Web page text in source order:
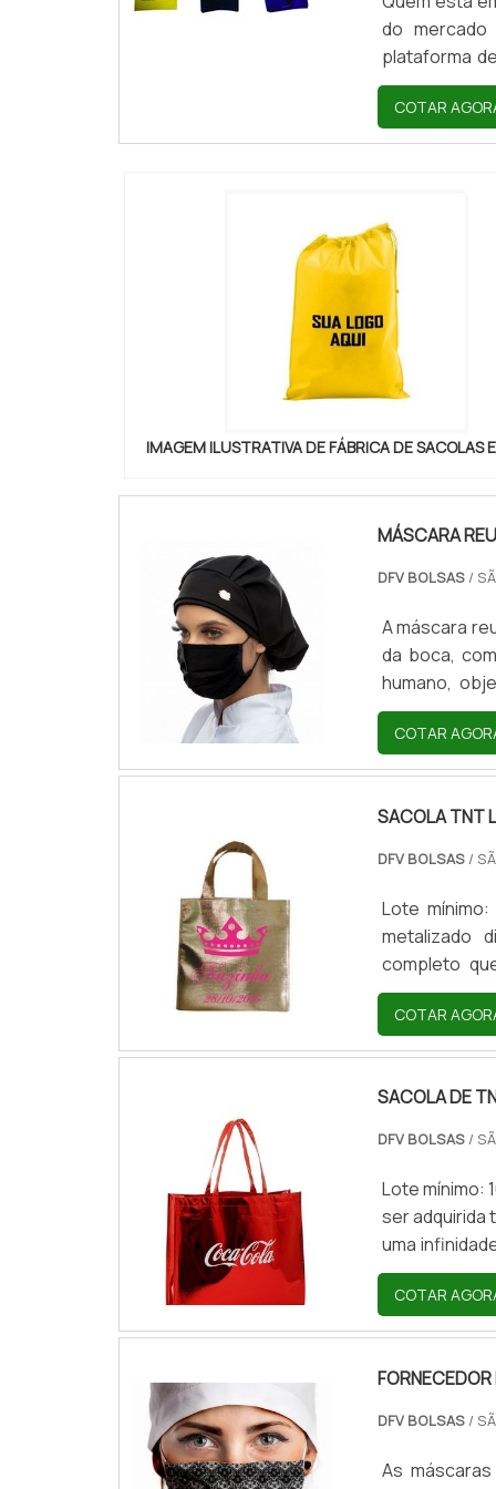
do mercado
plataforma
mercado em
TNT,
COTAR
IMAGEM ILUSTRATIVA DE FÁBRICA DE SACOLAS
MÁSCARA
DFV BOLSAS/
A máscara
da boca,
humano,
tecido e tem
cores,
desenhos;
COTAR
SACOLA TNT
DFV BOLSAS/
Lote
metalizado
completo
ser t.
COTAR
SACOLA DE
DFV BOLSAS/
Lote mínimo:
ser adquirida
uma
tamanhos,
COTAR
DFV BOLSAS/
As